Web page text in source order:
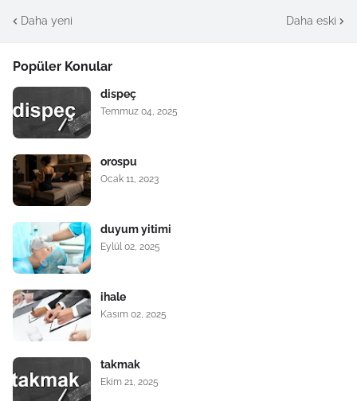
Daha yeni Daha eski
Popüler Konular
dispeç
Temmuz 04, 2025
orospu
Ocak 11, 2023
duyum yitimi
Eylül 02, 2025
ihale
Kasım 02, 2025
takmak
Ekim 21, 2025